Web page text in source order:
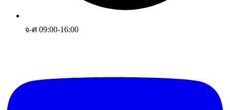
จ-ศ 09:00-16:00